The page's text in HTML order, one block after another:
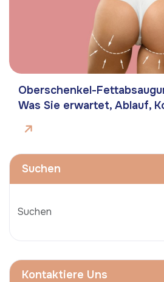
Oberschenkel-
Was Sie erwartet, Ablauf,
Suchen
Kontaktiere Uns